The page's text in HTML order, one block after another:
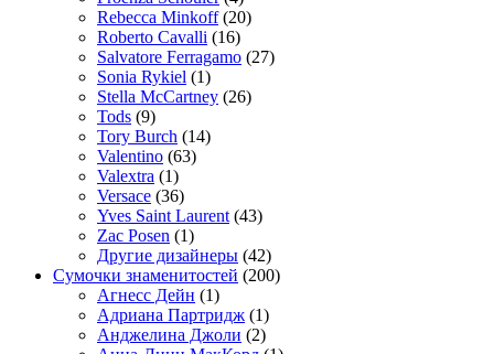
Rebecca Minkoff(20)
Roberto Cavalli (16)
Salvatore Ferragamo (27)
Sonia Rykiel (1)
Stella McCartney (26)
Tods (9)
Tory Burch (14)
Valentino (63)
Valextra (1)
Versace (36)
Yves Saint Laurent (43)
Zac Posen (1)
Другие дизайнеры (42)
Сумочки знаменитостей (200)
Агнесс Дейн (1)
Адриана Партридж (1)
Анджелина Джоли (2)